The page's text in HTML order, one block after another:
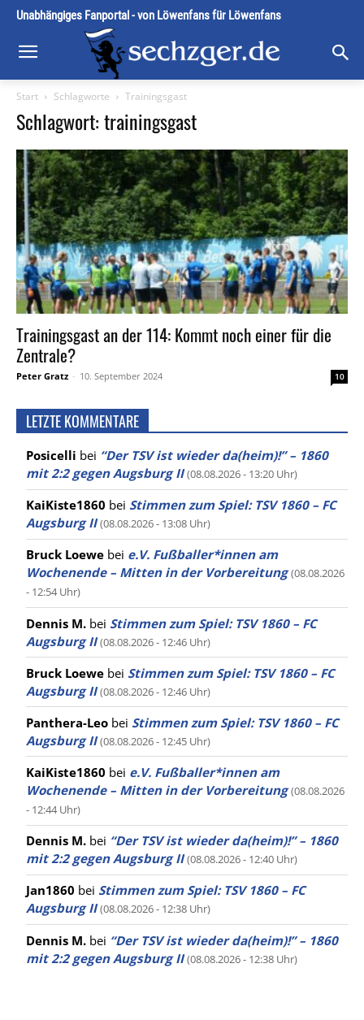
Unabhängiges Fanportal - von Löwenfans für Löwenfans
Start Schlagworte Trainingsgast
Schlagwort: trainingsgast
Trainingsgast an der 114: Kommt noch einer für die
Zentrale?
Peter Gratz - 10. September 2024 10
LETZTE KOMMENTARE
Posicelli bei “Der TSV ist wieder da(heim)!” – 1860
mit 2:2 gegen Augsburg II (08.08.2026 - 13:20 Uhr)
KaiKiste1860 bei Stimmen zum Spiel: TSV 1860 – FC
Augsburg II (08.08.2026 - 13:08 Uhr)
Bruck Loewe bei e.V. Fußballer*innen am
Wochenende – Mitten in der Vorbereitung (08.08.2026
- 12:54 Uhr)
Dennis M. bei Stimmen zum Spiel: TSV 1860 – FC
Augsburg II (08.08.2026 - 12:46 Uhr)
Bruck Loewe bei Stimmen zum Spiel: TSV 1860 – FC
Augsburg II (08.08.2026 - 12:46 Uhr)
Panthera-Leo bei Stimmen zum Spiel: TSV 1860 – FC
Augsburg II (08.08.2026 - 12:45 Uhr)
KaiKiste1860 bei e.V. Fußballer*innen am
Wochenende – Mitten in der Vorbereitung (08.08.2026
- 12:44 Uhr)
Dennis M. bei “Der TSV ist wieder da(heim)!” – 1860
mit 2:2 gegen Augsburg II (08.08.2026 - 12:40 Uhr)
Jan1860 bei Stimmen zum Spiel: TSV 1860 – FC
Augsburg II (08.08.2026 - 12:38 Uhr)
Dennis M. bei “Der TSV ist wieder da(heim)!” – 1860
mit 2:2 gegen Augsburg II (08.08.2026 - 12:38 Uhr)